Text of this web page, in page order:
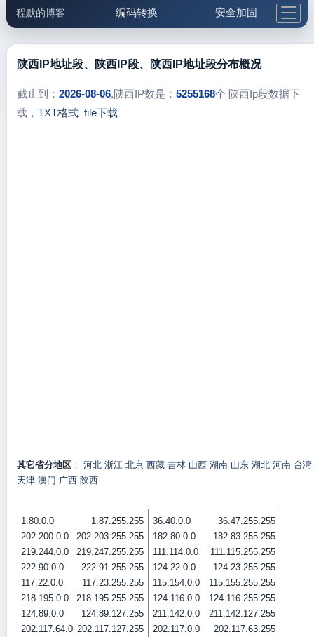
程默的博客 编码转换 安全加固
邮件工具 生活便民 更多工具
5.1支付宝大红包
陕西IP地址段、陕西IP段、陕西IP地址段分布概况
截止到： 2026-08-06,陕西IP数是： 5255168个 陕西Ip段数据下
载， TXT格式 file下载
其它省分地区： 河北 浙江 北京 西藏 吉林 山西 湖南 山东 湖北 河南 台湾
天津 澳门 广西 陕西
1.80.0.0
1.87.255.255
202.200.0.0
202.203.255.255
219.244.0.0
219.247.255.255
222.90.0.0
222.91.255.255
117.22.0.0
117.23.255.255
218.195.0.0
218.195.255.255
124.89.0.0
124.89.127.255
202.117.64.0 202.117.127.255
36.40.0.0
36.47.255.255
182.80.0.0
182.83.255.255
111.114.0.0
111.115.255.255
124.22.0.0
124.23.255.255
115.154.0.0
115.155.255.255
124.116.0.0
124.116.255.255
211.142.0.0
211.142.127.255
202.117.0.0
202.117.63.255